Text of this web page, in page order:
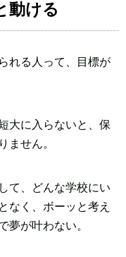
動ける
れる人って、目標が
大に入らないと、保
ません。
て、どんな学校にい
なく、ボーッと考え
夢が叶わない。